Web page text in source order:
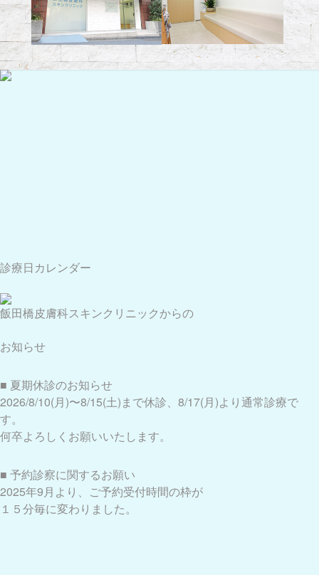
診療日カレンダー
飯田橋皮膚科スキンクリニックからの
お知らせ
■ 夏期休診のお知らせ
2026/8/10(月)〜8/15(土)まで休診、8/17(月)より通常診療で
す。
何卒よろしくお願いいたします。
■ 予約診察に関するお願い
2025年9月より、ご予約受付時間の枠が
１５分毎に変わりました。